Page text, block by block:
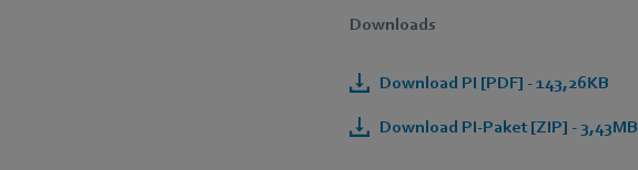
Downloads
Download PI [PDF] - 143,26KB
Download PI-Paket [ZIP] - 3,43MB